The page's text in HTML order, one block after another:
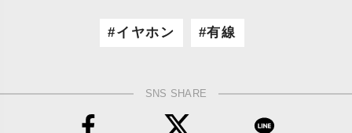
イヤホン 有線
SNS SHARE